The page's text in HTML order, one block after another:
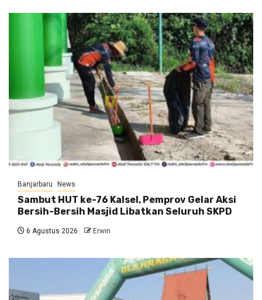
Banjarbaru News
Sambut HUT ke-76 Kalsel, Pemprov Gelar Aksi
Bersih-Bersih Masjid Libatkan Seluruh SKPD
6 Agustus 2026 Erwin